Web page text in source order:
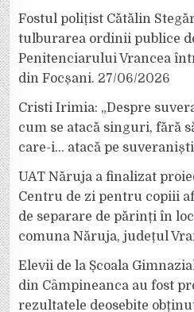
Fostul polițist Cătălin
tulburarea ordinii publice
Penitenciarului Vrancea
din Focșani. 27/06/2026
Cristi Irimia: „Despre
cum se atacă singuri, fără
care-i… atacă pe
UAT Năruja a finalizat
Centru de zi pentru copiii
de separare de părinți în
comuna Năruja, județul
Elevii de la Școala
din Câmpineanca au fost
rezultatele deosebite